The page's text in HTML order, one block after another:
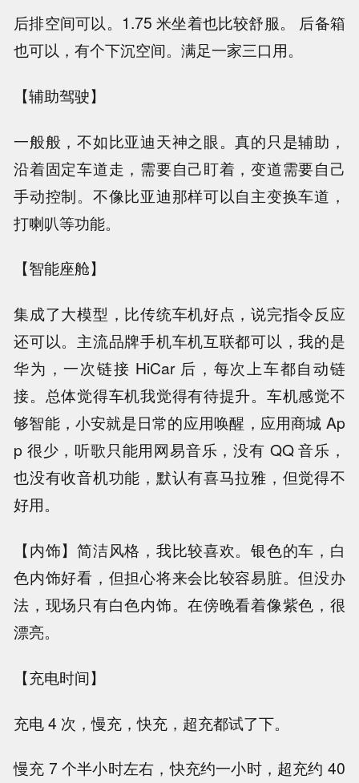
后排空间可以。1.75 米坐着也比较舒服。 后备箱
也可以，有个下沉空间。满足一家三口用。
【辅助驾驶】
一般般，不如比亚迪天神之眼。真的只是辅助，
沿着固定车道走，需要自己盯着，变道需要自己
手动控制。不像比亚迪那样可以自主变换车道，
打喇叭等功能。
【智能座舱】
集成了大模型，比传统车机好点，说完指令反应
还可以。主流品牌手机车机互联都可以，我的是
华为，一次链接 HiCar 后，每次上车都自动链
接。总体觉得车机我觉得有待提升。车机感觉不
够智能，小安就是日常的应用唤醒，应用商城 Ap
p 很少，听歌只能用网易音乐，没有 QQ 音乐，
也没有收音机功能，默认有喜马拉雅，但觉得不
好用。
【内饰】简洁风格，我比较喜欢。银色的车，白
色内饰好看，但担心将来会比较容易脏。但没办
法，现场只有白色内饰。在傍晚看着像紫色，很
漂亮。
【充电时间】
充电 4 次，慢充，快充，超充都试了下。
慢充 7 个半小时左右，快充约一小时，超充约 40